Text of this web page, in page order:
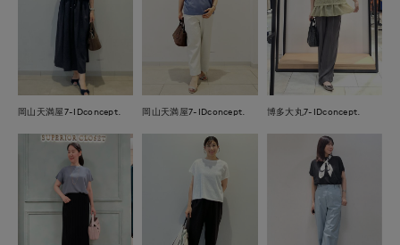
岡山天満屋7-IDconcept. 岡山天満屋7-IDconcept. 博多大丸7-IDconcept.